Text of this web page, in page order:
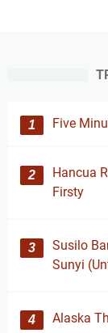
Five
Hancua
Firsty
Susilo
Sunyi
Alaska